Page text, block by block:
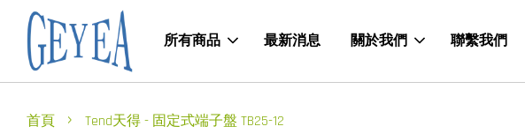
所有商品 最新消息 關於我們 聯繫我們
首頁 › Tend天得 - 固定式端子盤 TB25-12